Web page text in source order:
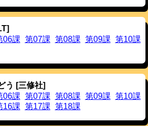
開しました。これは，任意のテキストに対
語アクセント，及びイントネーションを推
11種類の後続語を対象としてきましたが，
合のアクセントを検索できるページ
を用意
しています。これは複数の日本語教科書か
たものです。
歴を追加しました。
ンクを追加しました。
理しました。
うにしました。
るようにしました。
たり，行単位で削除できるようにしまし
06課 第07課 第08課 第09課 第10課
う [三修社]
06課 第07課 第08課 第09課 第10課
16課 第17課 第18課